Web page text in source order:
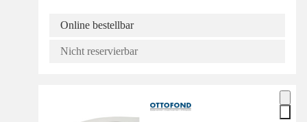
Online bestellbar
Nicht reservierbar